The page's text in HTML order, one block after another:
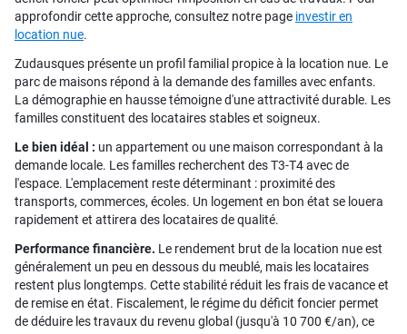
approfondir cette approche, consultez notre page investir en
location nue.
Zudausques présente un profil familial propice à la location nue. Le
parc de maisons répond à la demande des familles avec enfants.
La démographie en hausse témoigne d'une attractivité durable. Les
familles constituent des locataires stables et soigneux.
Le bien idéal : un appartement ou une maison correspondant à la
demande locale. Les familles recherchent des T3-T4 avec de
l'espace. L'emplacement reste déterminant : proximité des
transports, commerces, écoles. Un logement en bon état se louera
rapidement et attirera des locataires de qualité.
Performance financière. Le rendement brut de la location nue est
généralement un peu en dessous du meublé, mais les locataires
restent plus longtemps. Cette stabilité réduit les frais de vacance et
de remise en état. Fiscalement, le régime du déficit foncier permet
de déduire les travaux du revenu global (jusqu'à 10 700 €/an), ce